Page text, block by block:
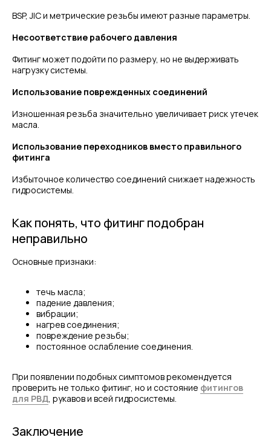
BSP, JIC и метрические резьбы имеют разные параметры.
Несоответствие рабочего давления
Фитинг может подойти по размеру, но не выдерживать
нагрузку системы.
Использование поврежденных соединений
Изношенная резьба значительно увеличивает риск утечек
масла.
Использование переходников вместо правильного
фитинга
Избыточное количество соединений снижает надежность
гидросистемы.
Как понять, что фитинг подобран
неправильно
Основные признаки:
течь масла;
падение давления;
вибрации;
нагрев соединения;
повреждение резьбы;
постоянное ослабление соединения.
При появлении подобных симптомов рекомендуется
проверить не только фитинг, но и состояние фитингов
для РВД , рукавов и всей гидросистемы.
Заключение